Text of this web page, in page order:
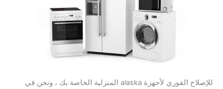
للإصلاح الفوري لأجهزة alaska المنزلية الخاصة بك ، ونحن في